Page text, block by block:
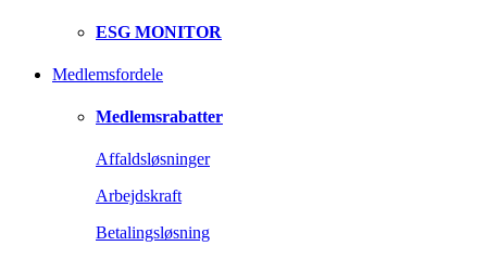
ESG MONITOR
Medlemsfordele
Medlemsrabatter
Affaldsløsninger
Arbejdskraft
Betalingsløsning